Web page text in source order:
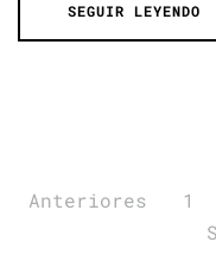
SEGUIR LEYENDO
Paginación
Anteriores 1